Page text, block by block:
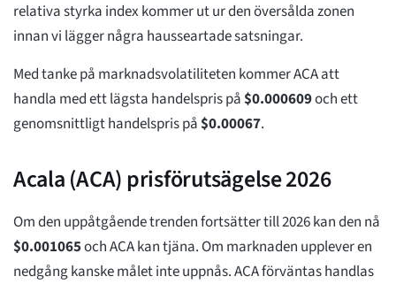
relativa styrka index kommer ut ur den översålda zonen
innan vi lägger några hausseartade satsningar.
Med tanke på marknadsvolatiliteten kommer ACA att
handla med ett lägsta handelspris på$0.000609och ett
genomsnittligt handelspris på$0.00067.
Acala (ACA) prisförutsägelse 2026
Om den uppåtgående trenden fortsätter till 2026 kan den nå
$0.001065och ACA kan tjäna. Om marknaden upplever en
nedgång kanske målet inte uppnås. ACA förväntas handlas